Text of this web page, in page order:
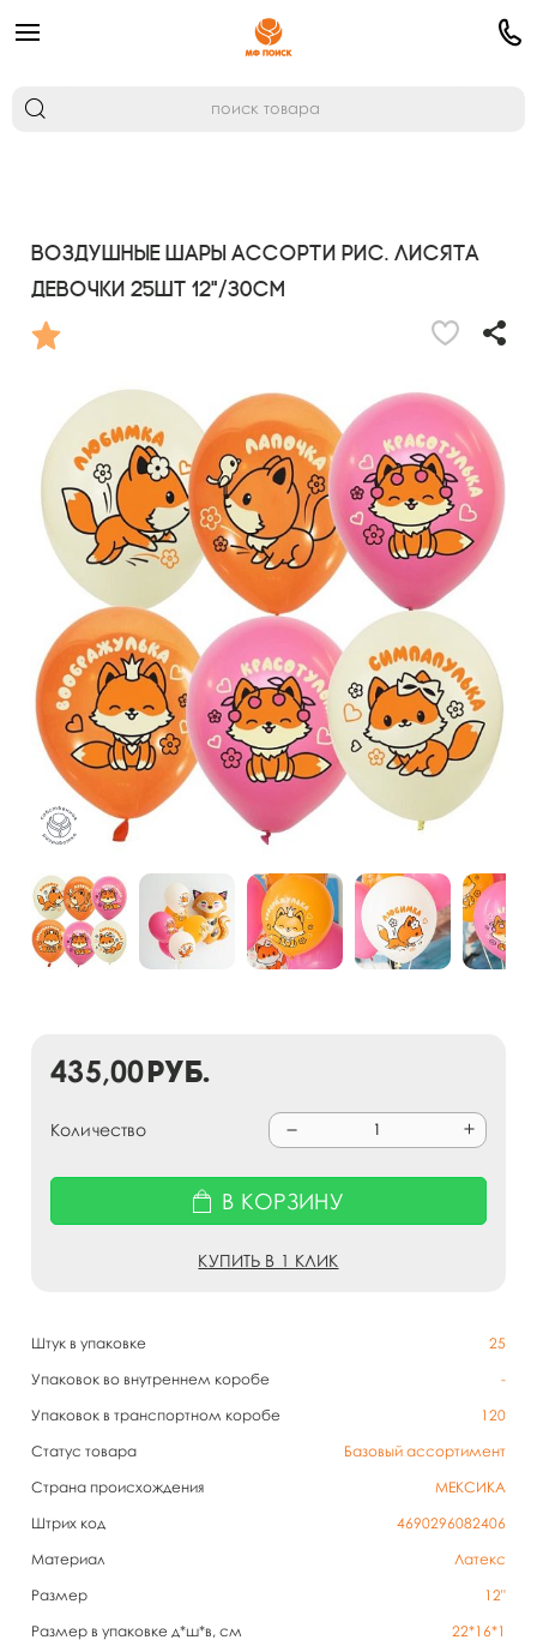
Воздушные шары ассорти рис. Лисята
девочки 25шт 12"/30см
Штук в упаковке
25
Упаковок во внутреннем коробе
-
Упаковок в транспортном коробе
120
Статус товара
Базовый ассортимент
Страна происхождения
МЕКСИКА
Штрих код
4690296082406
Материал
Латекс
Размер
12"
Размер в упаковке д*ш*в, см
22*16*1
435,00руб.
Количество
В КОРЗИНУ
КУПИТЬ В 1 КЛИК